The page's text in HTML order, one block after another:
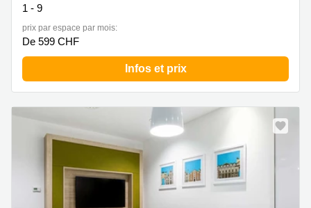
1 - 9
prix par espace par mois:
De 599 CHF
Infos et prix